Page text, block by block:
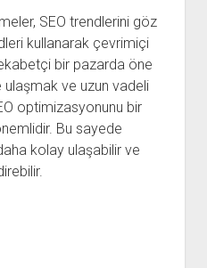
SEO trendlerini göz
kullanarak çevrimiçi
bir pazarda öne
ulaşmak ve uzun vadeli
optimizasyonunu bir
Bu sayede
kolay ulaşabilir ve